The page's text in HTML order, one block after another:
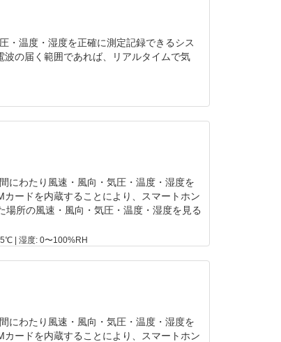
・温度・湿度を正確に測定記録できるシス
の届く範囲であれば、リアルタイムで気
にわたり風速・風向・気圧・温度・湿度を
ードを内蔵することにより、スマートホン
所の風速・風向・気圧・温度・湿度を見る
| 湿度: 0〜100%RH
にわたり風速・風向・気圧・温度・湿度を
ードを内蔵することにより、スマートホン